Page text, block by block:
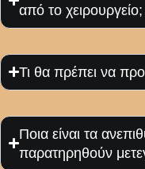
από το χειρουργείο;
Τι θα πρέπει να
Ποια είναι τα
παρατηρηθούν